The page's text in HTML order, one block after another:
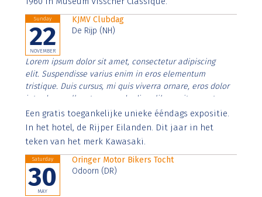
Sunday
22
NOVEMBER
KJMV Clubdag
De Rijp (NH)
Lorem ipsum dolor sit amet, consectetur adipiscing
elit. Suspendisse varius enim in eros elementum
tristique. Duis cursus, mi quis viverra ornare, eros dolor
interdum nulla, ut commodo diam libero vitae erat.
Aenean faucibus nibh et justo cursus id rutrum lorem
imperdiet. Nunc ut sem vitae risus tristique posuere.
Een gratis toegankelijke unieke ééndags expositie.
In het hotel, de Rijper Eilanden. Dit jaar in het
teken van het merk Kawasaki.
Saturday
30
MAY
Oringer Motor Bikers Tocht
Odoorn (DR)